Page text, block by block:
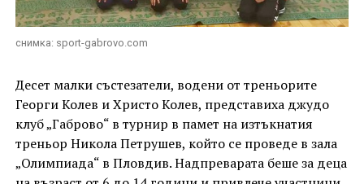
снимка: sport-gabrovo.com
Десет малки състезатели, водени от треньорите
Георги Колев и Христо Колев, представиха джудо
клуб „Габрово“ в турнир в памет на изтъкнатия
треньор Никола Петрушев, който се проведе в зала
„Олимпиада“ в Пловдив. Надпреварата беше за деца